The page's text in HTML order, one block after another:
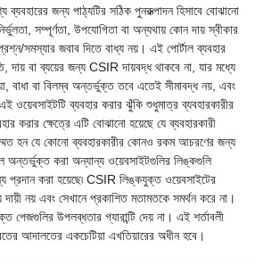
জন্য পাঠ্যটির সঠিক পুনরুত্পাদন হিসাবে বোঝানো
সম্পূর্ণতা, উপযোগিতা বা অন্যথায় কোন দায় স্বীকার
সমস্যার জবাব দিতে বাধ্য নয়। এই পোর্টাল ব্যবহার
বা ব্যয়ের জন্য CSIR দায়বদ্ধ থাকবে না, যার মধ্যে
বাধা বা বিলম্ব অন্তর্ভুক্ত তবে এতেই সীমাবদ্ধ নয়, এবং
ওয়েবসাইটটি ব্যবহার করার ঝুঁকি শুধুমাত্র ব্যবহারকারীর
করার ক্ষেত্রে এটি বোঝানো হয়েছে যে ব্যবহারকারী
হন যে কোনো ব্যবহারকারীর কোনও রকম আচরণের জন্য
অন্তর্ভুক্ত করা অন্যান্য ওয়েবসাইটগুলির লিঙ্কগুলি
প্রদান করা হয়েছে৷ CSIR লিঙ্কযুক্ত ওয়েবসাইটের
নয় এবং সেখানে প্রকাশিত মতামতকে সমর্থন করে না।
পেজগুলির উপলব্ধতার গ্যারান্টি দেয় না। এই শর্তাবলী
আদালতের একচেটিয়া এখতিয়ারের অধীন হবে।